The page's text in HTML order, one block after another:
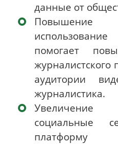
данные от
Повышение
помогает
журналистского
аудитории
журналистика.
Увеличение
социальные
платформу